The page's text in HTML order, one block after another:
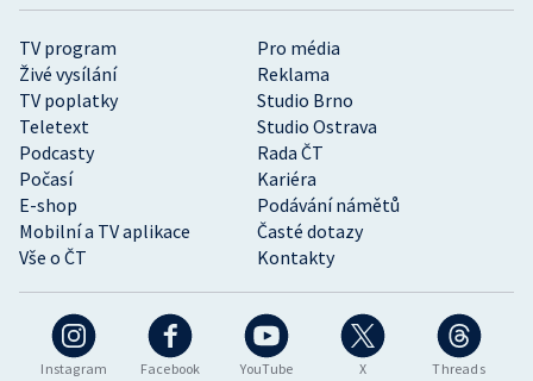
Instagram Facebook YouTube X Threads
TV program
Pro média
Živé vysílání
Reklama
TV poplatky
Studio Brno
Teletext
Studio Ostrava
Podcasty
Rada ČT
Počasí
Kariéra
E-shop
Podávání námětů
Mobilní a TV aplikace
Časté dotazy
Vše o ČT
Kontakty